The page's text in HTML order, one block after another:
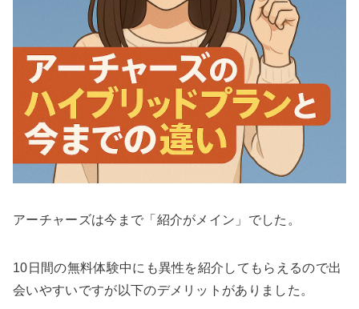
アーチャーズは今まで「紹介がメイン」でした。
10日間の無料体験中にも異性を紹介してもらえるので出
会いやすいですが以下のデメリットがありました。